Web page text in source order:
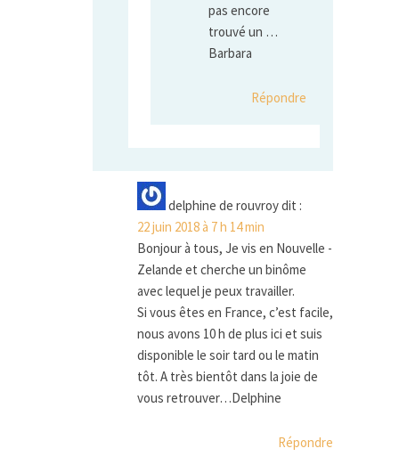
pas encore
trouvé un …
Barbara
Répondre
delphine de rouvroydit :
22 juin 2018 à 7 h 14 min
Bonjour à tous, Je vis en Nouvelle -
Zelande et cherche un binôme
avec lequel je peux travailler.
Si vous êtes en France, c’est facile,
nous avons 10 h de plus ici et suis
disponible le soir tard ou le matin
tôt. A très bientôt dans la joie de
vous retrouver…Delphine
Répondre